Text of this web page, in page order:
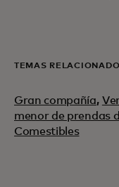
TEMAS
Gran compañía,
menor de prendas
Comestibles